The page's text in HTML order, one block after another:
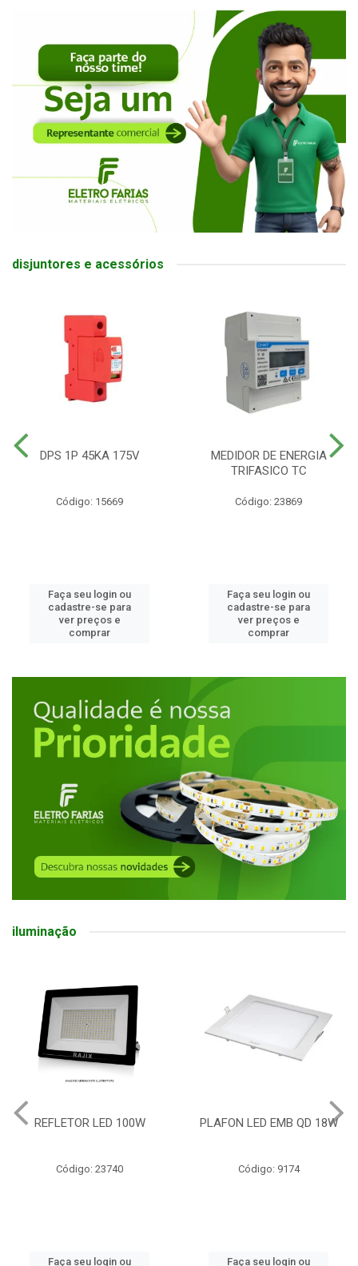
disjuntores e acessórios
DPS 1P 45KA 175V
Código: 15669
Faça seu login ou
cadastre-se para
ver preços e
comprar
MEDIDOR DE ENERGIA
TRIFASICO TC
Código: 23869
Faça seu login ou
cadastre-se para
ver preços e
comprar
iluminação
REFLETOR LED 100W
Código: 23740
Faça seu login ou
PLAFON LED EMB QD 18W
Código: 9174
Faça seu login ou